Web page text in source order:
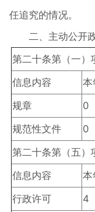
任追究的情况。
二、主动公开
第二十条第（一）
信息内容
本
规章
0
规范性文件
0
第二十条第（五）
信息内容
本
行政许可
4